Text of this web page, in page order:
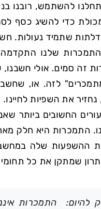
להשתמש, רובנו
כדי להשיג כסף
שתמיד נעולות.
שלנו התקדמה,
זה סמים. אולי חשבנו,
לזה. או,
את השפיות לחיינו.
החשובים ביותר
התמכרות היא חלק
ההשפעות שלה
שמתקן את כל
להיום: התמכרות